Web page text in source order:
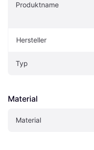
Produktname
Hersteller
Typ
Material
Material